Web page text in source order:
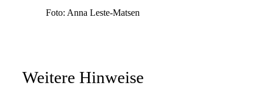
Foto: Anna Leste-Matsen
Weitere Hinweise